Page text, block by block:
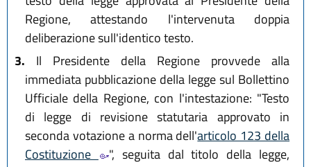
Regione, attestando l'intervenuta doppia
deliberazione sull'identico testo.
3. Il Presidente della Regione provvede alla
immediata pubblicazione della legge sul Bollettino
Ufficiale della Regione, con l'intestazione: "Testo
di legge di revisione statutaria approvato in
seconda votazione a norma dell'articolo 123 della
Costituzione
", seguita dal titolo della legge,